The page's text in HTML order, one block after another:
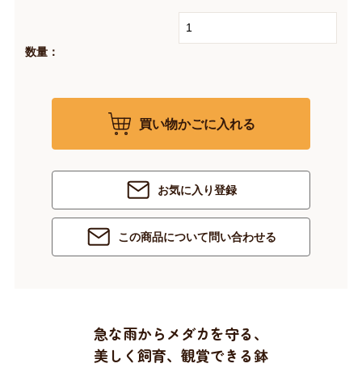
数量：
買い物かごに入れる
お気に入り登録
この商品について問い合わせる
急な雨からメダカを守る、
美しく飼育、観賞できる鉢